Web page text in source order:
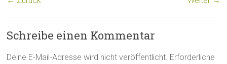
Schreibe einen Kommentar
Deine E-Mail-Adresse wird nicht veröffentlicht. Erforderliche